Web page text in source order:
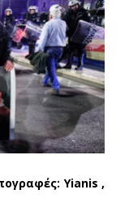
Yianis ,